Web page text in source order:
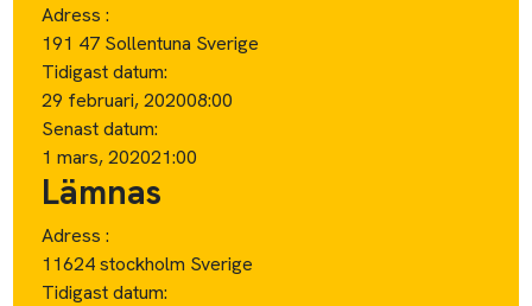
Adress :
191 47 Sollentuna Sverige
Tidigast datum:
29 februari, 202008:00
Senast datum:
1 mars, 202021:00
Lämnas
Adress :
11624 stockholm Sverige
Tidigast datum: